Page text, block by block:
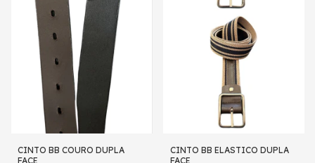
CINTO BB COURO DUPLA
FACE
CINTO BB ELASTICO DUPLA
FACE